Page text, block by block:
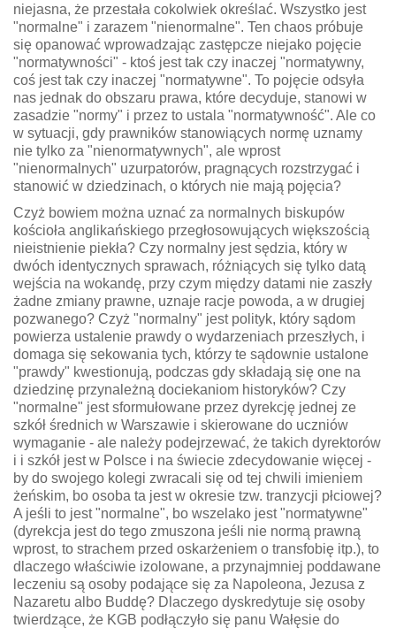
niejasna, że przestała cokolwiek określać. Wszystko jest
"normalne" i zarazem "nienormalne". Ten chaos próbuje
się opanować wprowadzając zastępcze niejako pojęcie
"normatywności" - ktoś jest tak czy inaczej "normatywny,
coś jest tak czy inaczej "normatywne". To pojęcie odsyła
nas jednak do obszaru prawa, które decyduje, stanowi w
zasadzie "normy" i przez to ustala "normatywność". Ale co
w sytuacji, gdy prawników stanowiących normę uznamy
nie tylko za "nienormatywnych", ale wprost
"nienormalnych" uzurpatorów, pragnących rozstrzygać i
stanowić w dziedzinach, o których nie mają pojęcia?
Czyż bowiem można uznać za normalnych biskupów
kościoła anglikańskiego przegłosowujących większością
nieistnienie piekła? Czy normalny jest sędzia, który w
dwóch identycznych sprawach, różniących się tylko datą
wejścia na wokandę, przy czym między datami nie zaszły
żadne zmiany prawne, uznaje racje powoda, a w drugiej
pozwanego? Czyż "normalny" jest polityk, który sądom
powierza ustalenie prawdy o wydarzeniach przeszłych, i
domaga się sekowania tych, którzy te sądownie ustalone
"prawdy" kwestionują, podczas gdy składają się one na
dziedzinę przynależną dociekaniom historyków? Czy
"normalne" jest sformułowane przez dyrekcję jednej ze
szkół średnich w Warszawie i skierowane do uczniów
wymaganie - ale należy podejrzewać, że takich dyrektorów
i i szkół jest w Polsce i na świecie zdecydowanie więcej -
by do swojego kolegi zwracali się od tej chwili imieniem
żeńskim, bo osoba ta jest w okresie tzw. tranzycji płciowej?
A jeśli to jest "normalne", bo wszelako jest "normatywne"
(dyrekcja jest do tego zmuszona jeśli nie normą prawną
wprost, to strachem przed oskarżeniem o transfobię itp.), to
dlaczego właściwie izolowane, a przynajmniej poddawane
leczeniu są osoby podające się za Napoleona, Jezusa z
Nazaretu albo Buddę? Dlaczego dyskredytuje się osoby
twierdzące, że KGB podłączyło się panu Wałęsie do